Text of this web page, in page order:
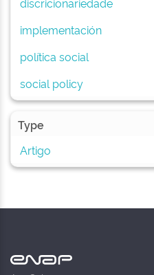
implementación
política social
social policy
Type
Artigo